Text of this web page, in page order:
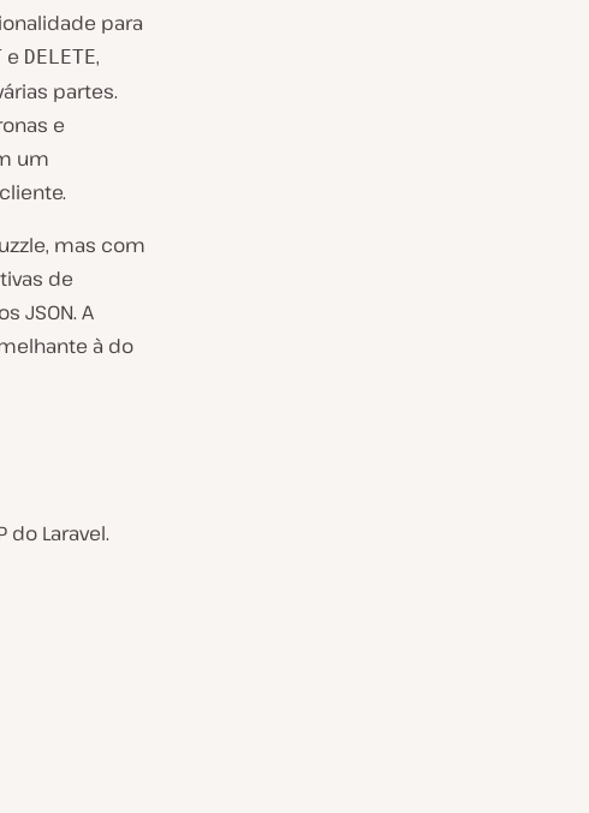
para
e DELETE,
partes.
e
um
mas com
de
JSON. A
à do
do Laravel.